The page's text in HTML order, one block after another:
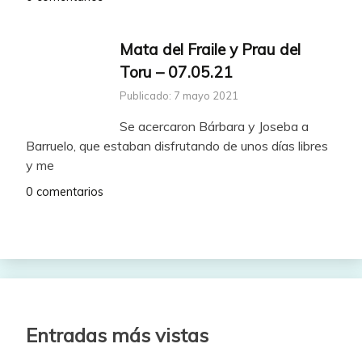
Mata del Fraile y Prau del
Toru – 07.05.21
Publicado: 7 mayo 2021
Se acercaron Bárbara y Joseba a
Barruelo, que estaban disfrutando de unos días libres
y me
0 comentarios
Entradas más vistas